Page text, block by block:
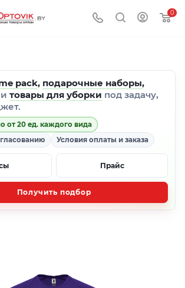
0
pack, подарочные наборы,
и товары для уборки под задачу,
от 20 ед. каждого вида
Условия оплаты и заказа
Прайс
Получить подбор